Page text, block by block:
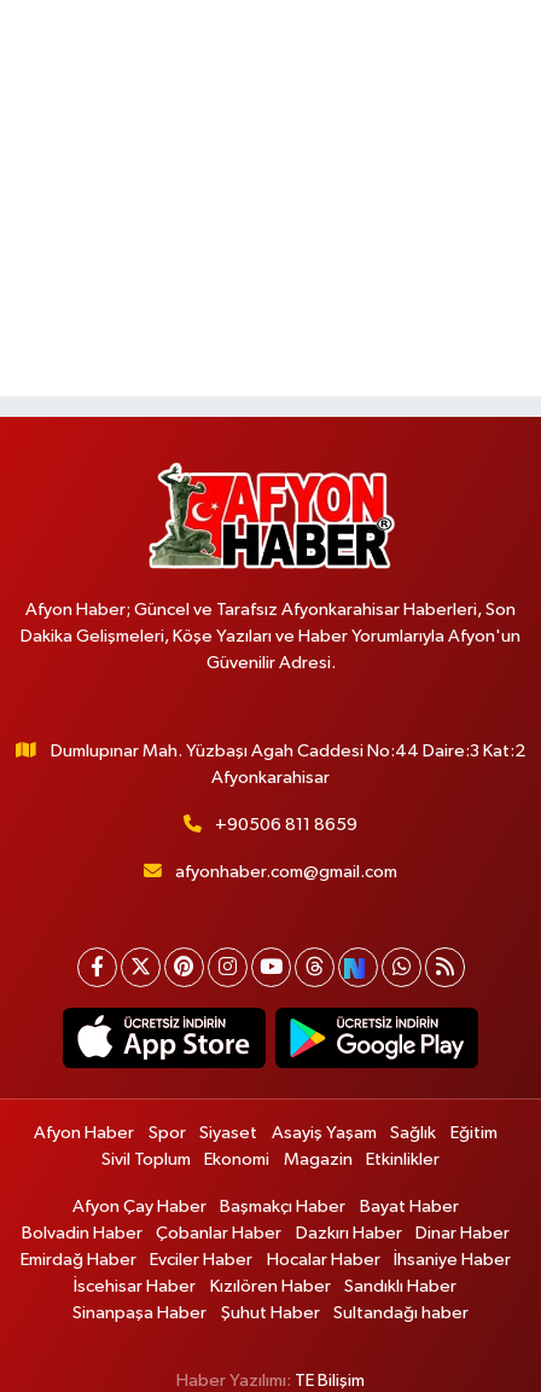
Afyon Haber; Güncel ve Tarafsız Afyonkarahisar Haberleri, Son
Dakika Gelişmeleri, Köşe Yazıları ve Haber Yorumlarıyla Afyon'un
Güvenilir Adresi.
Dumlupınar Mah. Yüzbaşı Agah Caddesi No:44 Daire:3 Kat:2
Afyonkarahisar
+90506 811 8659
afyonhaber.com@gmail.com
Afyon Haber Spor Siyaset Asayiş Yaşam Sağlık
Eğitim
Sivil Toplum
Ekonomi Magazin Etkinlikler
Afyon Çay Haber Başmakçı Haber
Bayat Haber
Bolvadin Haber
Çobanlar Haber Dazkırı Haber
Dinar Haber
Emirdağ Haber
Evciler Haber Hocalar Haber
İhsaniye Haber
İscehisar Haber
Kızılören Haber
Sandıklı Haber
Sinanpaşa Haber
Şuhut Haber Sultandağı haber
Haber Yazılımı: TE Bilişim